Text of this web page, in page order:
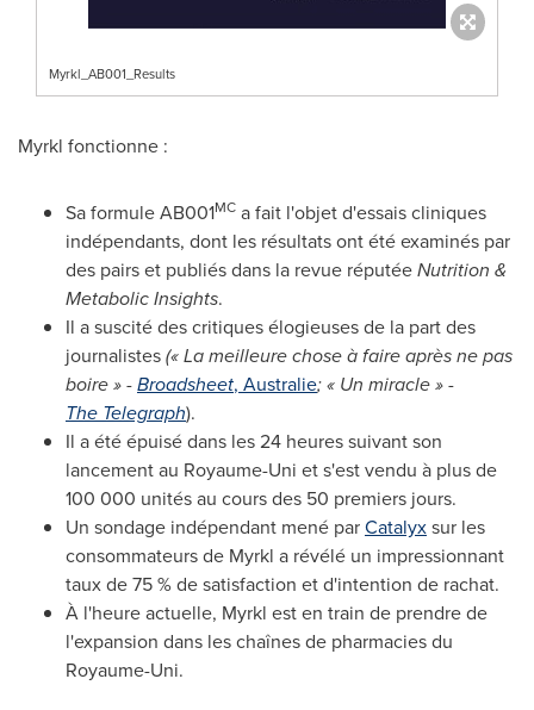
Myrkl_AB001_Results
Myrkl fonctionne :
Sa formule AB001MC a fait l'objet d'essais cliniques
indépendants, dont les résultats ont été examinés par
des pairs et publiés dans la revue réputéeNutrition &
Metabolic Insights.
Il a suscité des critiques élogieuses de la part des
journalistes(« La meilleure chose à faire après ne pas
boire » -Broadsheet, Australie; « Un miracle » -
The Telegraph).
Il a été épuisé dans les 24 heures suivant son
lancement au Royaume-Uni et s'est vendu à plus de
100 000 unités au cours des 50 premiers jours.
Un sondage indépendant mené parCatalyxsur les
consommateurs de Myrkl a révélé un impressionnant
taux de 75 % de satisfaction et d'intention de rachat.
À l'heure actuelle, Myrkl est en train de prendre de
l'expansion dans les chaînes de pharmacies du
Royaume-Uni.